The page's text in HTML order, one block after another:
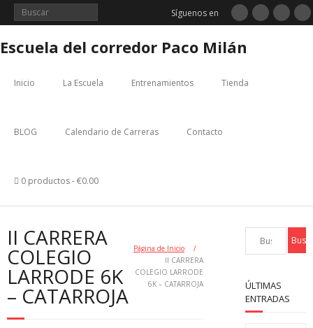
Saltar
Síguenos en
Escuela del corredor Paco Milán
Inicio La Escuela Entrenamientos Tienda
BLOG Calendario de Carreras Contacto
0 productos €0.00
II CARRERA
COLEGIO
LARRODE 6K
– CATARROJA
Página de Inicio
/
II CARRERA
COLEGIO LARRODE
6K – CATARROJA
ÚLTIMAS
ENTRADAS